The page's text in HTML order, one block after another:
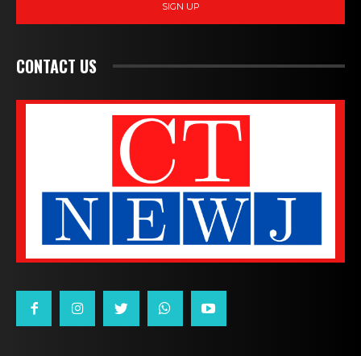
SIGN UP
CONTACT US